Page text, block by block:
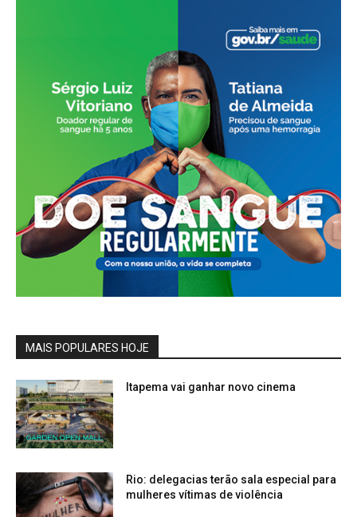
MAIS POPULARES HOJE
Itapema vai ganhar novo cinema
Rio: delegacias terão sala especial para
mulheres vítimas de violência